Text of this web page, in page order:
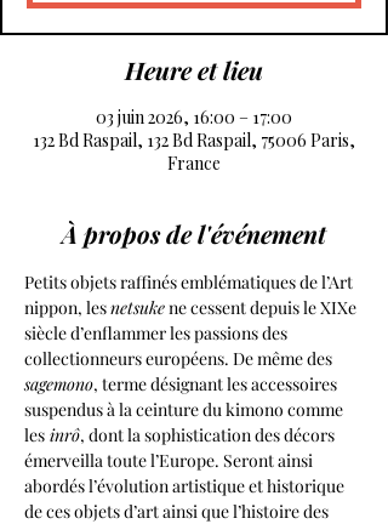
Heure et lieu
03 juin 2026, 16:00 – 17:00
132 Bd Raspail, 132 Bd Raspail, 75006 Paris,
France
À propos de l'événement
Petits objets raffinés emblématiques de l’Art
nippon, les netsuke ne cessent depuis le XIXe
siècle d’enflammer les passions des
collectionneurs européens. De même des
sagemono, terme désignant les accessoires
suspendus à la ceinture du kimono comme
les inrô, dont la sophistication des décors
émerveilla toute l’Europe. Seront ainsi
abordés l’évolution artistique et historique
de ces objets d’art ainsi que l’histoire des